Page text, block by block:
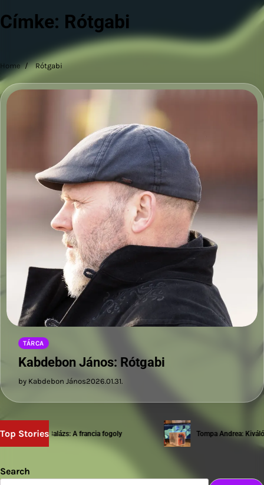
Címke: Rótgabi
Home Rótgabi
TÁRCA
Kabdebon János: Rótgabi
by Kabdebon János2026.01.31.
Top Stories
Sziwery Balázs: A francia fogoly Tompa Andrea: Kiváló
Search